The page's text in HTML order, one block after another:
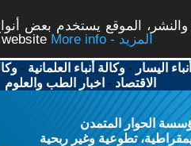
الموقع يستخدم بعض
More info - المزيد
اليسار -وكالة أنباء العلمانية -
الاقتصاد - اخبار الطب والعلوم
الحوار المتمدن
تطوعية وغير ربحية